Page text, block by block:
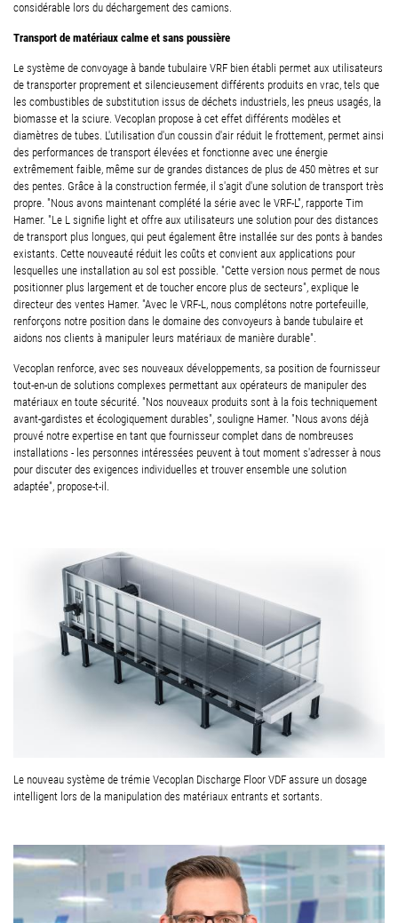
considérable lors du déchargement des camions.
Transport de matériaux calme et sans poussière
Le système de convoyage à bande tubulaire VRF bien établi permet aux utilisateurs
de transporter proprement et silencieusement différents produits en vrac, tels que
les combustibles de substitution issus de déchets industriels, les pneus usagés, la
biomasse et la sciure. Vecoplan propose à cet effet différents modèles et
diamètres de tubes. L'utilisation d'un coussin d'air réduit le frottement, permet ainsi
des performances de transport élevées et fonctionne avec une énergie
extrêmement faible, même sur de grandes distances de plus de 450 mètres et sur
des pentes. Grâce à la construction fermée, il s'agit d'une solution de transport très
propre. "Nous avons maintenant complété la série avec le VRF-L", rapporte Tim
Hamer. "Le L signifie light et offre aux utilisateurs une solution pour des distances
de transport plus longues, qui peut également être installée sur des ponts à bandes
existants. Cette nouveauté réduit les coûts et convient aux applications pour
lesquelles une installation au sol est possible. "Cette version nous permet de nous
positionner plus largement et de toucher encore plus de secteurs", explique le
directeur des ventes Hamer. "Avec le VRF-L, nous complétons notre portefeuille,
renforçons notre position dans le domaine des convoyeurs à bande tubulaire et
aidons nos clients à manipuler leurs matériaux de manière durable".
Vecoplan renforce, avec ses nouveaux développements, sa position de fournisseur
tout-en-un de solutions complexes permettant aux opérateurs de manipuler des
matériaux en toute sécurité. "Nos nouveaux produits sont à la fois techniquement
avant-gardistes et écologiquement durables", souligne Hamer. "Nous avons déjà
prouvé notre expertise en tant que fournisseur complet dans de nombreuses
installations - les personnes intéressées peuvent à tout moment s'adresser à nous
pour discuter des exigences individuelles et trouver ensemble une solution
adaptée", propose-t-il.
Le nouveau système de trémie Vecoplan Discharge Floor VDF assure un dosage
intelligent lors de la manipulation des matériaux entrants et sortants.